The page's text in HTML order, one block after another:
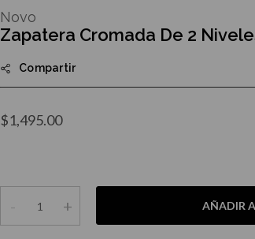
Zapatera Cromada De 2
Compartir
$1,495.00
- + AÑADIR
Novo